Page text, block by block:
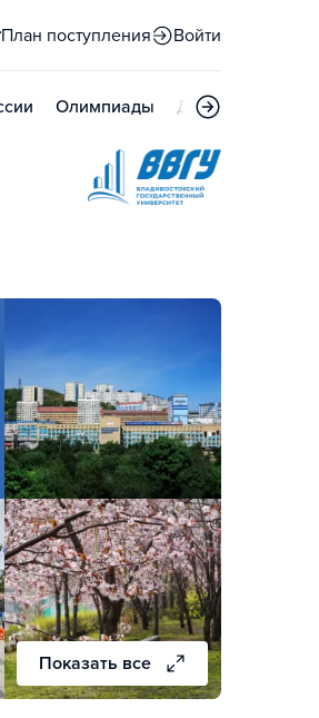
План поступления Войти
Олимпиады Дни открытых
Показать все